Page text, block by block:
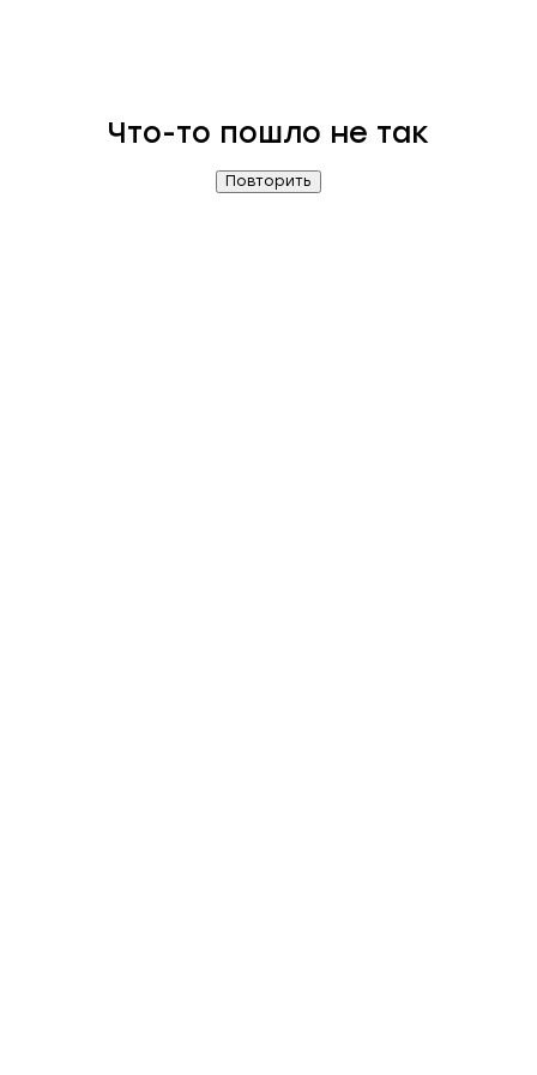
Что-то пошло не так
Повторить